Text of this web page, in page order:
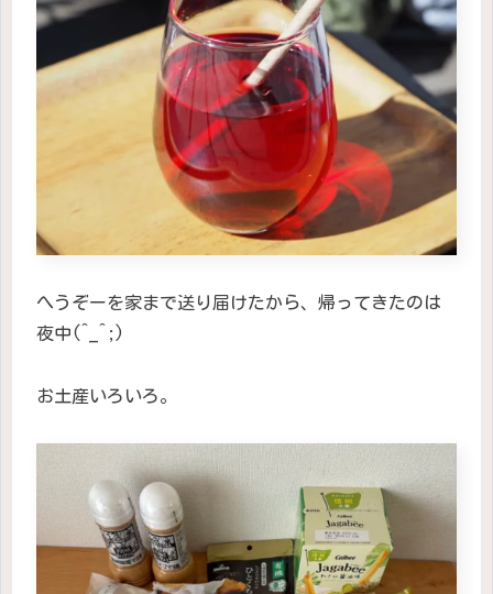
へうぞーを家まで送り届けたから、帰ってきたのは
夜中(^_^;)
お土産いろいろ。